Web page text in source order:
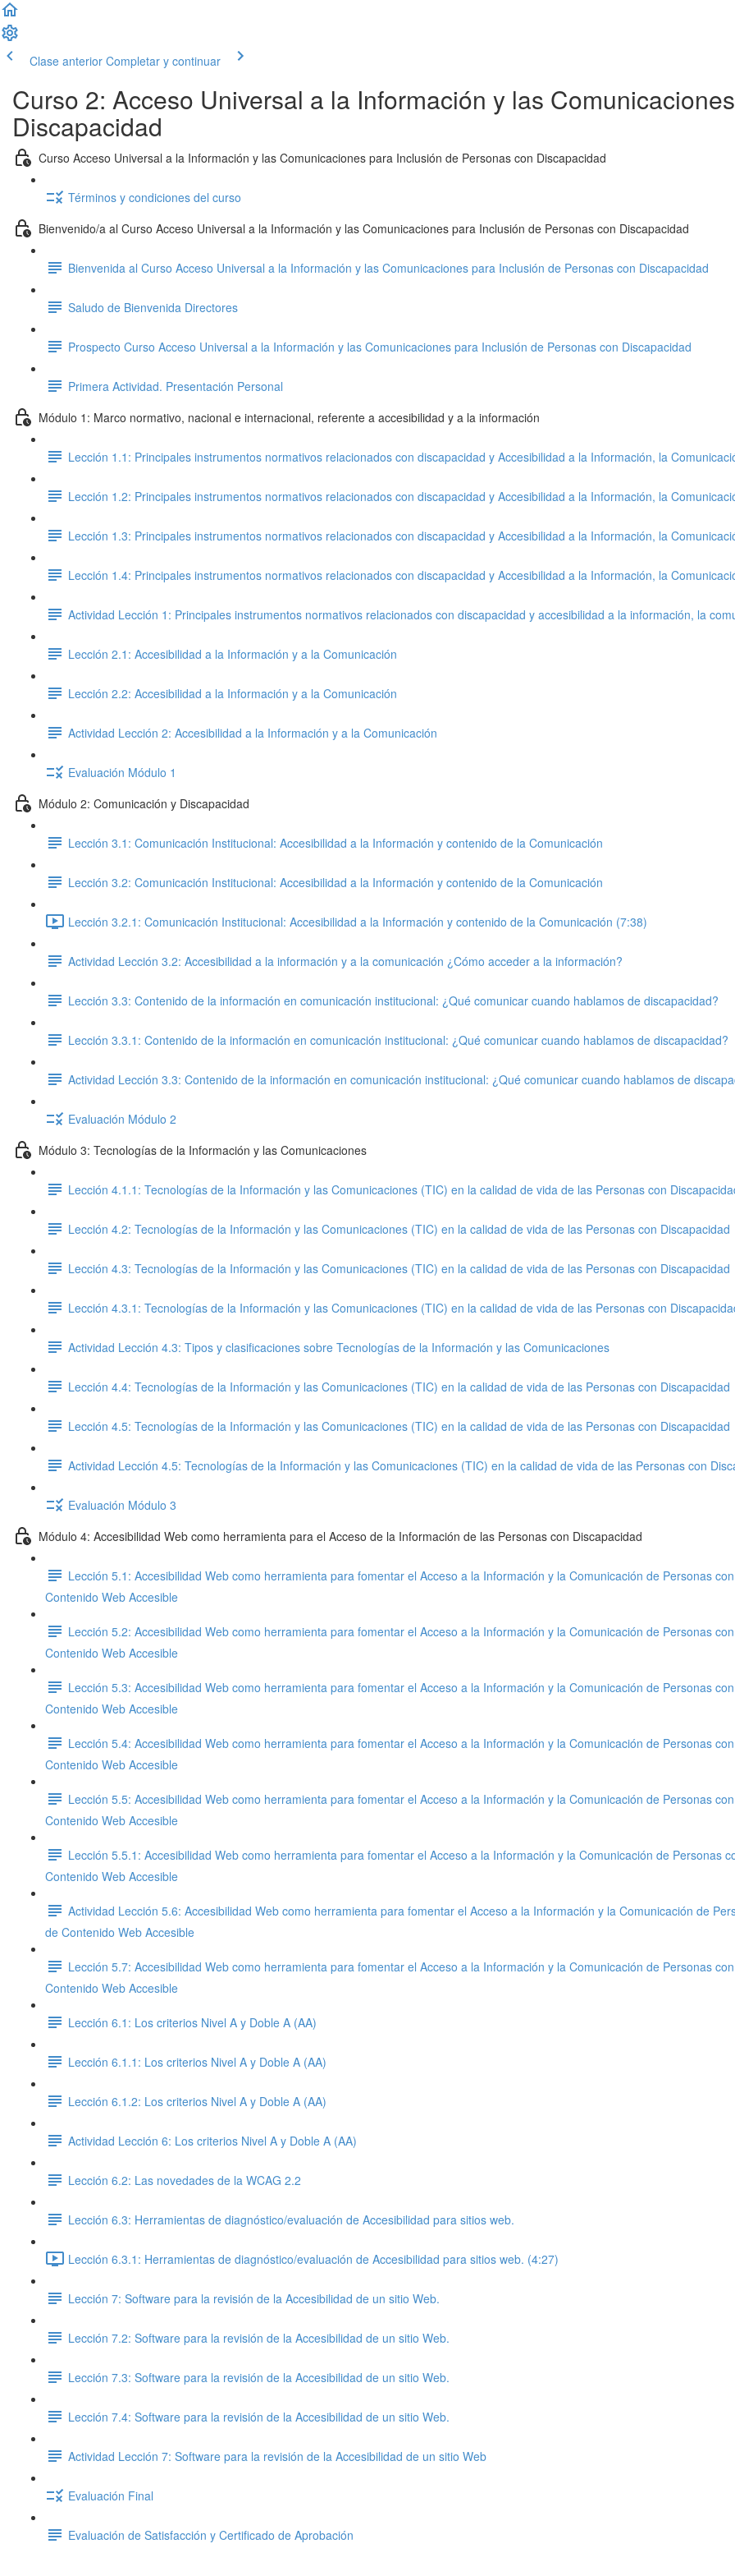
Clase anterior Completar y continuar
Curso 2: Acceso Universal a la Información y las
Discapacidad
Curso Acceso Universal a la Información y las Comunicaciones para Inclusión de Personas con Discapacidad
Términos y condiciones del curso
Bienvenido/a al Curso Acceso Universal a la Información y las Comunicaciones para Inclusión de Personas con Discapacidad
Bienvenida al Curso Acceso Universal a la Información y las Comunicaciones para Inclusión de Personas con Discapacidad
Saludo de Bienvenida Directores
Prospecto Curso Acceso Universal a la Información y las Comunicaciones para Inclusión de Personas con Discapacidad
Primera Actividad. Presentación Personal
Módulo 1: Marco normativo, nacional e internacional, referente a accesibilidad y a la información
Lección 1.1: Principales instrumentos normativos relacionados con discapacidad y Accesibilidad a la Información, la
Lección 1.2: Principales instrumentos normativos relacionados con discapacidad y Accesibilidad a la Información, la
Lección 1.3: Principales instrumentos normativos relacionados con discapacidad y Accesibilidad a la Información, la
Lección 1.4: Principales instrumentos normativos relacionados con discapacidad y Accesibilidad a la Información, la
Actividad Lección 1: Principales instrumentos normativos relacionados con discapacidad y accesibilidad a la información, la
Lección 2.1: Accesibilidad a la Información y a la Comunicación
Lección 2.2: Accesibilidad a la Información y a la Comunicación
Actividad Lección 2: Accesibilidad a la Información y a la Comunicación
Evaluación Módulo 1
Módulo 2: Comunicación y Discapacidad
Lección 3.1: Comunicación Institucional: Accesibilidad a la Información y contenido de la Comunicación
Lección 3.2: Comunicación Institucional: Accesibilidad a la Información y contenido de la Comunicación
Lección 3.2.1: Comunicación Institucional: Accesibilidad a la Información y contenido de la Comunicación (7:38)
Actividad Lección 3.2: Accesibilidad a la información y a la comunicación ¿Cómo acceder a la información?
Lección 3.3: Contenido de la información en comunicación institucional: ¿Qué comunicar cuando hablamos de discapacidad?
Lección 3.3.1: Contenido de la información en comunicación institucional: ¿Qué comunicar cuando hablamos de discapacidad?
Actividad Lección 3.3: Contenido de la información en comunicación institucional: ¿Qué comunicar cuando hablamos de
Evaluación Módulo 2
Módulo 3: Tecnologías de la Información y las Comunicaciones
Lección 4.1.1: Tecnologías de la Información y las Comunicaciones (TIC) en la calidad de vida de las Personas con
Lección 4.2: Tecnologías de la Información y las Comunicaciones (TIC) en la calidad de vida de las Personas con Discapacidad
Lección 4.3: Tecnologías de la Información y las Comunicaciones (TIC) en la calidad de vida de las Personas con Discapacidad
Lección 4.3.1: Tecnologías de la Información y las Comunicaciones (TIC) en la calidad de vida de las Personas con
Actividad Lección 4.3: Tipos y clasificaciones sobre Tecnologías de la Información y las Comunicaciones
Lección 4.4: Tecnologías de la Información y las Comunicaciones (TIC) en la calidad de vida de las Personas con Discapacidad
Lección 4.5: Tecnologías de la Información y las Comunicaciones (TIC) en la calidad de vida de las Personas con Discapacidad
Actividad Lección 4.5: Tecnologías de la Información y las Comunicaciones (TIC) en la calidad de vida de las Personas con
Evaluación Módulo 3
Módulo 4: Accesibilidad Web como herramienta para el Acceso de la Información de las Personas con Discapacidad
Lección 5.1: Accesibilidad Web como herramienta para fomentar el Acceso a la Información y la Comunicación de Personas
Contenido Web Accesible
Lección 5.2: Accesibilidad Web como herramienta para fomentar el Acceso a la Información y la Comunicación de Personas
Contenido Web Accesible
Lección 5.3: Accesibilidad Web como herramienta para fomentar el Acceso a la Información y la Comunicación de Personas
Contenido Web Accesible
Lección 5.4: Accesibilidad Web como herramienta para fomentar el Acceso a la Información y la Comunicación de Personas
Contenido Web Accesible
Lección 5.5: Accesibilidad Web como herramienta para fomentar el Acceso a la Información y la Comunicación de Personas
Contenido Web Accesible
Lección 5.5.1: Accesibilidad Web como herramienta para fomentar el Acceso a la Información y la Comunicación de Personas
Contenido Web Accesible
Actividad Lección 5.6: Accesibilidad Web como herramienta para fomentar el Acceso a la Información y la Comunicación de
de Contenido Web Accesible
Lección 5.7: Accesibilidad Web como herramienta para fomentar el Acceso a la Información y la Comunicación de Personas
Contenido Web Accesible
Lección 6.1: Los criterios Nivel A y Doble A (AA)
Lección 6.1.1: Los criterios Nivel A y Doble A (AA)
Lección 6.1.2: Los criterios Nivel A y Doble A (AA)
Actividad Lección 6: Los criterios Nivel A y Doble A (AA)
Lección 6.2: Las novedades de la WCAG 2.2
Lección 6.3: Herramientas de diagnóstico/evaluación de Accesibilidad para sitios web.
Lección 6.3.1: Herramientas de diagnóstico/evaluación de Accesibilidad para sitios web. (4:27)
Lección 7: Software para la revisión de la Accesibilidad de un sitio Web.
Lección 7.2: Software para la revisión de la Accesibilidad de un sitio Web.
Lección 7.3: Software para la revisión de la Accesibilidad de un sitio Web.
Lección 7.4: Software para la revisión de la Accesibilidad de un sitio Web.
Actividad Lección 7: Software para la revisión de la Accesibilidad de un sitio Web
Evaluación Final
Evaluación de Satisfacción y Certificado de Aprobación